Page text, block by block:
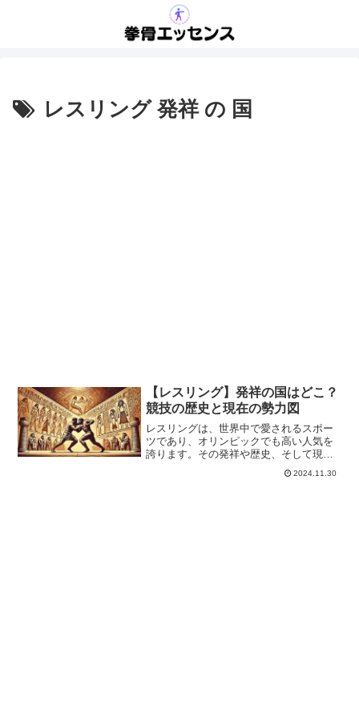
レスリング 発祥 の 国
【レスリング】発祥の国はどこ？
競技の歴史と現在の勢力図
レスリングは、世界中で愛されるスポー
ツであり、オリンピックでも高い人気を
誇ります。その発祥や歴史、そして現在
ングの魅力を深く理解する手助けとなる
2024.11.30